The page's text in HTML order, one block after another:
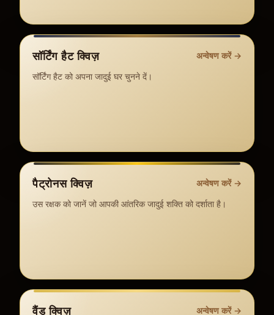
सॉर्टिंग हैट क्विज़ अन्वेषण करें →
सॉर्टिंग हैट को अपना जादुई घर चुनने दें।
पैट्रोनस क्विज़ अन्वेषण करें →
उस रक्षक को जानें जो आपकी आंतरिक जादुई शक्ति को दर्शाता है।
वैंड क्विज़ अन्वेषण करें →